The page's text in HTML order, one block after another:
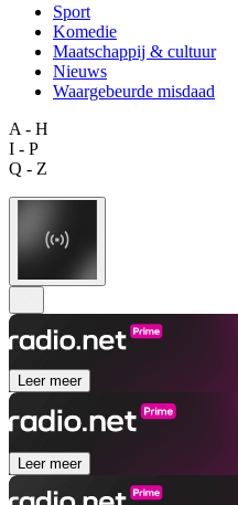
Sport
Komedie
Maatschappij & cultuur
Nieuws
Waargebeurde misdaad
A - H
I - P
Q - Z
Leer meer
Leer meer